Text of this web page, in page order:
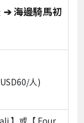
海邊騎馬初
人)
】或【 Four